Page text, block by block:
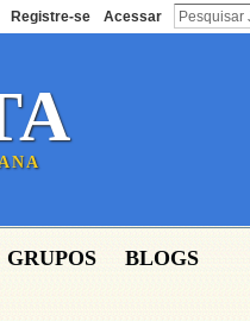
Registre-se Acessar
GRUPOS
BLOGS